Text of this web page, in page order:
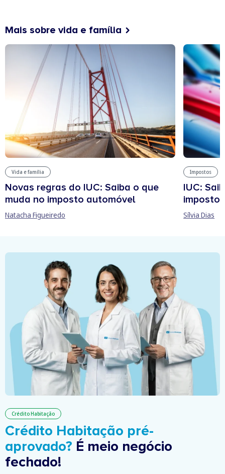
Mais sobre vida e família
Vida e família
Novas regras do IUC: Saiba o que
muda no imposto automóvel
Natacha Figueiredo
Impostos
IUC:
imposto
Sílvia Dias
Crédito Habitação
Crédito Habitação pré-
aprovado? É meio negócio
fechado!